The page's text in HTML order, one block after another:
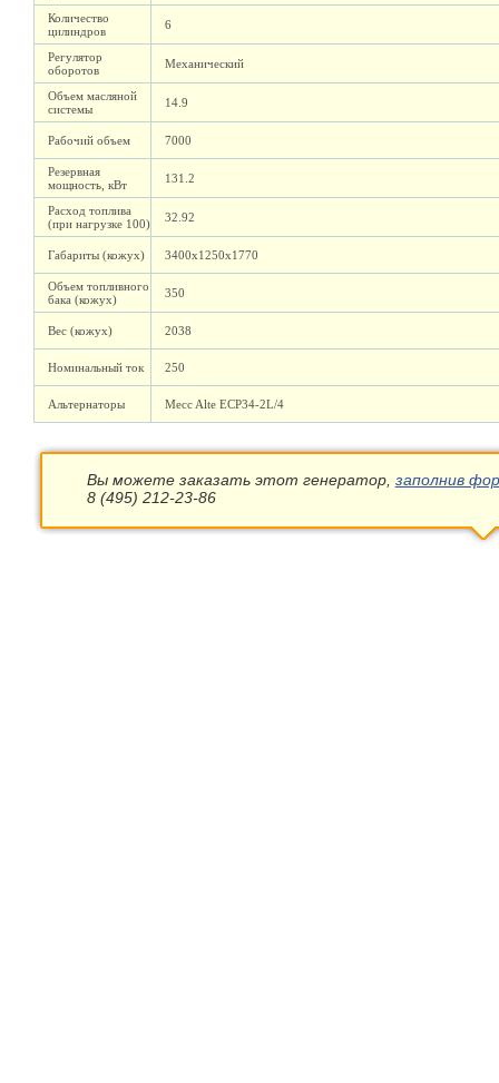
Количество
цилиндров
6
Регулятор
оборотов
Механический
Объем масляной
системы
14.9
Рабочий объем 7000
Резервная
мощность, кВт
131.2
Расход топлива
(при нагрузке 100)
32.92
Габариты (кожух) 3400х1250х1770
Объем топливного
бака (кожух)
350
Вес (кожух) 2038
Номинальный ток 250
Альтернаторы Mecc Alte ECP34-2L/4
Вы можете заказать этот генератор, заполнив
8 (495) 212-23-86